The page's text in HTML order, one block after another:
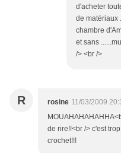
d'acheter
de matériaux
chambre
et sans
/> <br />
R rosine 11/03/2009
de rire!!<br /> c'est
crochet!!!